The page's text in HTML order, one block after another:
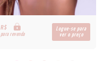
R$
para revenda
Logue-se para
ver o preço